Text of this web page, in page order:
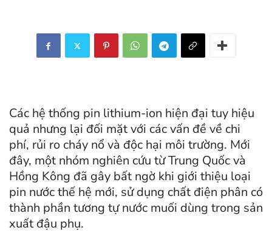
Các hệ thống pin lithium-ion hiện đại tuy hiệu
quả nhưng lại đối mặt với các vấn đề về chi
phí, rủi ro cháy nổ và độc hại môi trường. Mới
đây, một nhóm nghiên cứu từ Trung Quốc và
Hồng Kông đã gây bất ngờ khi giới thiệu loại
pin nước thế hệ mới, sử dụng chất điện phân có
thành phần tương tự nước muối dùng trong sản
xuất đậu phụ.